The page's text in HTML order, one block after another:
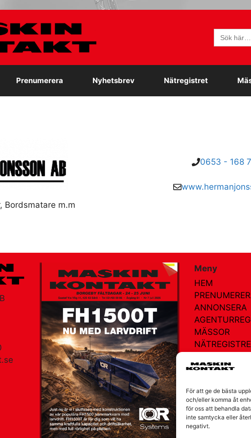
För att ge de bästa
och/eller komma åt
för oss att behandla
inte samtycka eller
negativt.
Sök
efter:
Prenumerera Nyhetsbrev Nätregistret
Bordsmatare m.m
0653 - 168
Meny
HEM
ANNONSERA
MÄSSOR